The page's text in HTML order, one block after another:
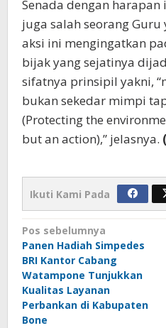
Senada dengan
juga salah seorang
aksi ini mengingatkan
bijak yang sejatinya
sifatnya prinsipil yakni,
bukan sekedar mimpi
(Protecting the
but an action),” jelasnya.
Ikuti Kami Pada
Navigasi
pos
Pos sebelumnya
Panen Hadiah Simpedes
BRI Kantor Cabang
Watampone Tunjukkan
Kualitas Layanan
Perbankan di Kabupaten
Bone